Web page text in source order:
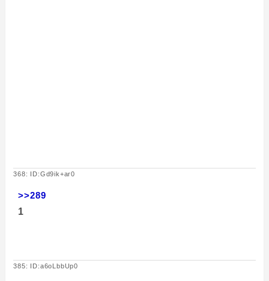
368: ID:Gd9ik+ar0
>>289
1
385: ID:a6oLbbUp0